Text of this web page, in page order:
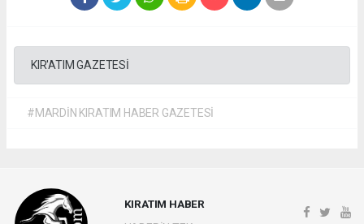
KIR'ATIM GAZETESİ
#MARDİN KIRATIM HABER GAZETESİ
KIRATIM HABER